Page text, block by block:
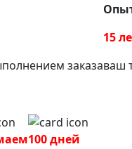
заказа
15
ваш
100 дней